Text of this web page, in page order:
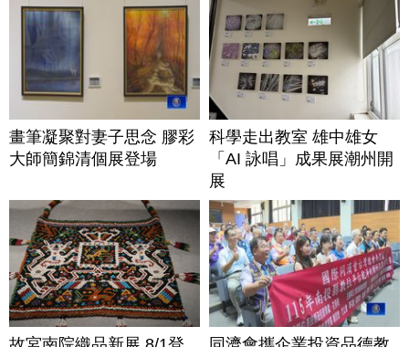
畫筆凝聚對妻子思念 膠彩
大師簡錦清個展登場
科學走出教室 雄中雄女
「AI 詠唱」成果展潮州開
展